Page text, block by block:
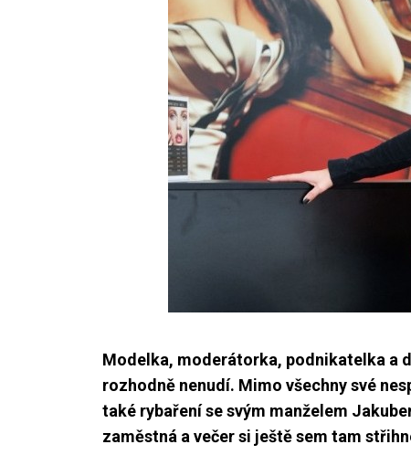
Modelka, moderátorka, podnikatelka a
rozhodně nenudí. Mimo všechny své
také rybaření se svým manželem
zaměstná a večer si ještě sem tam